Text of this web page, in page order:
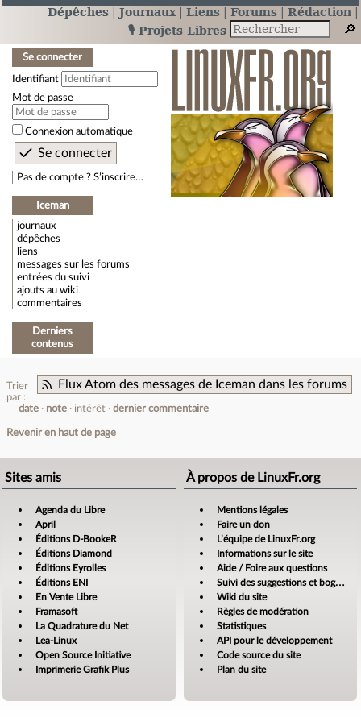
Dépêches Journaux Liens Forums
Rédaction
🎙️ Projets Libres
Se connecter
Identifiant
Mot de passe
Connexion automatique
Pas de compte ? S’inscrire…
Iceman
journaux
dépêches
liens
messages sur les forums
entrées du suivi
ajouts au wiki
commentaires
Derniers
contenus
Flux Atom des messages de Iceman dans les forums
Trier
par :
date
note intérêt dernier commentaire
Revenir en haut de page
Sites amis
Agenda du Libre
April
Éditions D-BookeR
Éditions Diamond
Éditions Eyrolles
Éditions ENI
En Vente Libre
Framasoft
La Quadrature du Net
Lea-Linux
Open Source Initiative
Imprimerie Grafik Plus
À propos de LinuxFr.org
Mentions légales
Faire un don
L’équipe de LinuxFr.org
Informations sur le site
Aide / Foire aux questions
Suivi des suggestions et bogues
Wiki du site
Règles de modération
Statistiques
API pour le développement
Code source du site
Plan du site